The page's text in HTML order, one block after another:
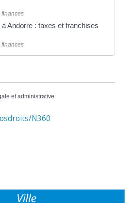
finances
Andorre : taxes et franchises
finances
et administrative
N360